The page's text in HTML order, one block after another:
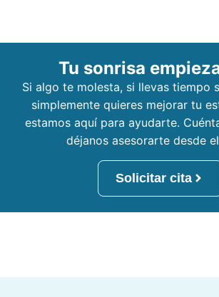
Tu sonrisa
Si algo te molesta, si llevas tiempo
simplemente quieres mejorar tu
estamos aquí para ayudarte.
déjanos asesorarte desde
Solicitar cita